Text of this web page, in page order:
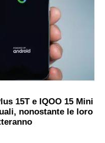
15T e IQOO 15 Mini
nonostante le loro